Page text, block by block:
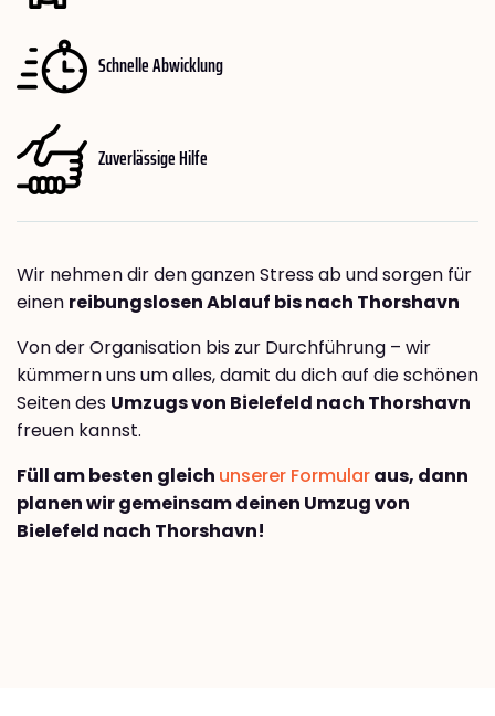
Schnelle Abwicklung
Zuverlässige Hilfe
Wir nehmen dir den ganzen Stress ab und sorgen für
einen reibungslosen Ablauf bis nach Thorshavn
Von der Organisation bis zur Durchführung – wir
kümmern uns um alles, damit du dich auf die schönen
Seiten des Umzugs von Bielefeld nach Thorshavn
freuen kannst.
Füll am besten gleich unserer Formularaus, dann
planen wir gemeinsam deinen Umzug von
Bielefeld nach Thorshavn!